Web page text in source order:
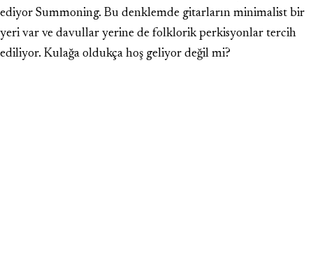
ediyor Summoning. Bu denklemde gitarların minimalist bir
yeri var ve davullar yerine de folklorik perkisyonlar tercih
ediliyor. Kulağa oldukça hoş geliyor değil mi?